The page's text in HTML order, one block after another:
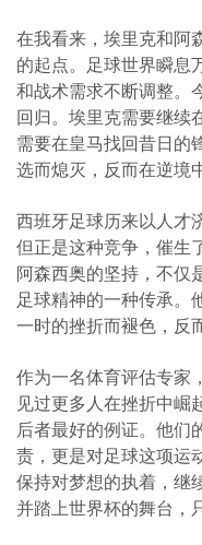
在我看来，埃里克和阿
的起点。足球世界瞬息
和战术需求不断调整。
回归。埃里克需要继续
需要在皇马找回昔日的
选而熄灭，反而在逆境
西班牙足球历来以人才
但正是这种竞争，催生
阿森西奥的坚持，不仅
足球精神的一种传承。
一时的挫折而褪色，反
作为一名体育评估专家
见过更多人在挫折中崛
后者最好的例证。他们
责，更是对足球这项运
保持对梦想的执着，继
并踏上世界杯的舞台，